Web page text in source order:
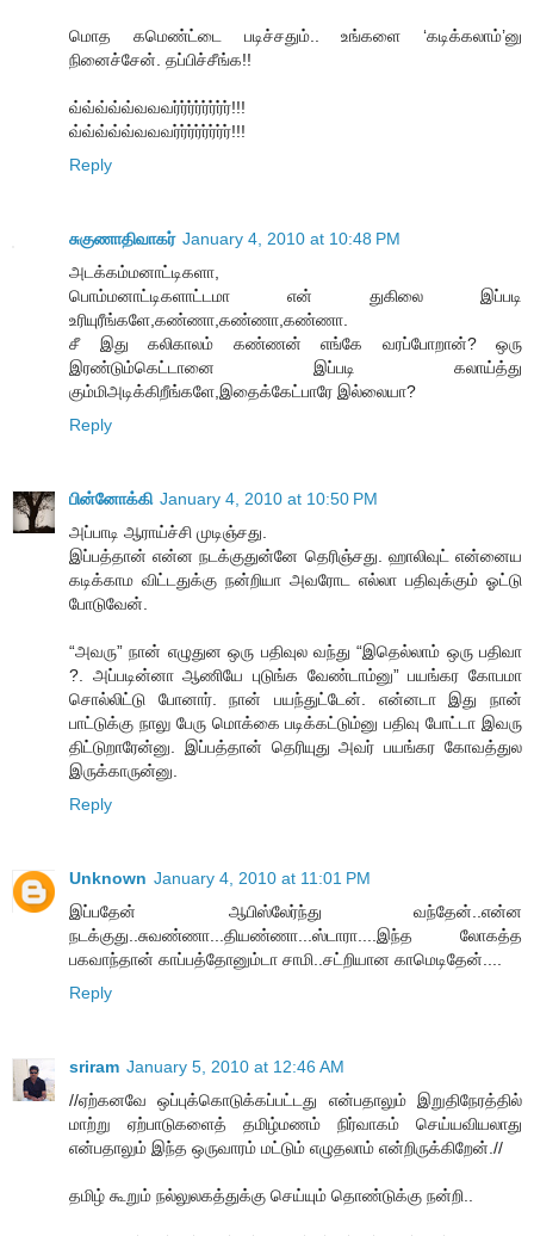
மொத கமெண்ட்டை படிச்சதும்.. உங்களை ‘கடிக்கலாம்’னு
நினைச்சேன். தப்பிச்சீங்க!!
வ்வ்வ்வ்வ்வவவர்ர்ர்ர்ர்ர்ர்ர்!!!
வ்வ்வ்வ்வ்வவவர்ர்ர்ர்ர்ர்ர்ர்!!!
Reply
சுகுணாதிவாகர் January 4, 2010 at 10:48 PM
அடக்கம்மனாட்டிகளா,
பொம்மனாட்டிகளாட்டமா என் துகிலை இப்படி
உரியுரீங்களே,கண்ணா,கண்ணா,கண்ணா.
சீ இது கலிகாலம் கண்ணன் எங்கே வரப்போறான்? ஒரு
இரண்டும்கெட்டானை இப்படி கலாய்த்து
கும்மிஅடிக்கிறீங்களே,இதைக்கேட்பாரே இல்லையா?
Reply
பின்னோக்கி January 4, 2010 at 10:50 PM
அப்பாடி ஆராய்ச்சி முடிஞ்சது.
இப்பத்தான் என்ன நடக்குதுன்னே தெரிஞ்சது. ஹாலிவுட் என்னைய
கடிக்காம விட்டதுக்கு நன்றியா அவரோட எல்லா பதிவுக்கும் ஓட்டு
போடுவேன்.
“அவரு” நான் எழுதுன ஒரு பதிவுல வந்து “இதெல்லாம் ஒரு பதிவா
?. அப்படின்னா ஆணியே புடுங்க வேண்டாம்னு” பயங்கர கோபமா
சொல்லிட்டு போனார். நான் பயந்துட்டேன். என்னடா இது நான்
பாட்டுக்கு நாலு பேரு மொக்கை படிக்கட்டும்னு பதிவு போட்டா இவரு
திட்டுறாரேன்னு. இப்பத்தான் தெரியுது அவர் பயங்கர கோவத்துல
இருக்காருன்னு.
Reply
Unknown January 4, 2010 at 11:01 PM
இப்பதேன் ஆபிஸ்லேர்ந்து வந்தேன்..என்ன
நடக்குது..சுவண்ணா...தியண்ணா...ஸ்டாரா....இந்த லோகத்த
பகவாந்தான் காப்பத்தோனும்டா சாமி..சட்றியான காமெடிதேன்....
Reply
sriram January 5, 2010 at 12:46 AM
//ஏற்கனவே ஒப்புக்கொடுக்கப்பட்டது என்பதாலும் இறுதிநேரத்தில்
மாற்று ஏற்பாடுகளைத் தமிழ்மணம் நிர்வாகம் செய்யவியலாது
என்பதாலும் இந்த ஒருவாரம் மட்டும் எழுதலாம் என்றிருக்கிறேன்.//
தமிழ் கூறும் நல்லுலகத்துக்கு செய்யும் தொண்டுக்கு நன்றி..